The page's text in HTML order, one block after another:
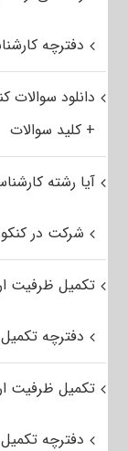
دفترچه
دانلود سوالات
+ کلید سوالات
آیا رشته
شرکت در
تکمیل ظرفیت ارشد
دفترچه تکمیل
تکمیل ظرفیت ارشد
دفترچه تکمیل